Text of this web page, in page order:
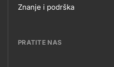
Footer
Znanje i podrška
PRATITE NAS